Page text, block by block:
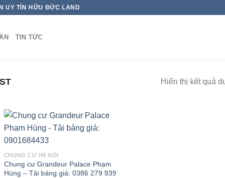
UY TÍN HỮU ĐỨC LAND
TIN TỨC
Hiển thị kết quả
CHUNG CƯ HÀ NỘI
Chung cư Grandeur Palace Phạm
Hùng – Tải bảng giá: 0386 279 939